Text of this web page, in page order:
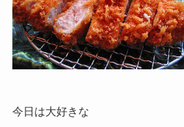
今日は大好きな